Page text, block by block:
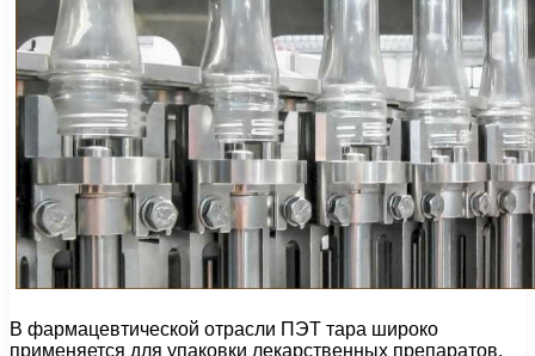
В фармацевтической отрасли ПЭТ тара широко
применяется для упаковки лекарственных препаратов.